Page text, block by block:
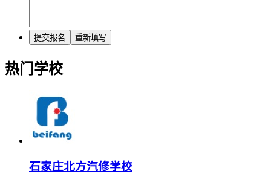
热门学校
石家庄北方汽修学校